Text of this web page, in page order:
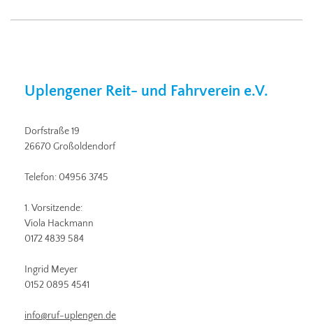
Uplengener Reit- und Fahrverein e.V.
Dorfstraße 19
26670 Großoldendorf
Telefon: 04956 3745
1. Vorsitzende:
Viola Hackmann
0172 4839 584
Ingrid Meyer
0152 0895 4541
info@ruf-uplengen.de